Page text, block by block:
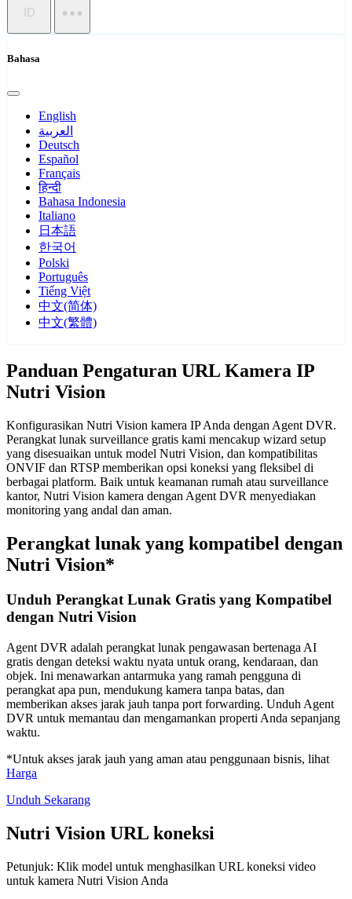
ID
Bahasa
English
العربية
Deutsch
Español
Français
हिन्दी
Bahasa Indonesia
Italiano
日本語
한국어
Polski
Português
Tiếng Việt
中文(简体)
中文(繁體)
Panduan Pengaturan URL Kamera IP
Nutri Vision
Konfigurasikan Nutri Vision kamera IP Anda dengan Agent DVR.
Perangkat lunak surveillance gratis kami mencakup wizard setup
yang disesuaikan untuk model Nutri Vision, dan kompatibilitas
ONVIF dan RTSP memberikan opsi koneksi yang fleksibel di
berbagai platform. Baik untuk keamanan rumah atau surveillance
kantor, Nutri Vision kamera dengan Agent DVR menyediakan
monitoring yang andal dan aman.
Perangkat lunak yang kompatibel dengan
Nutri Vision*
Unduh Perangkat Lunak Gratis yang Kompatibel
dengan Nutri Vision
Agent DVR adalah perangkat lunak pengawasan bertenaga AI
gratis dengan deteksi waktu nyata untuk orang, kendaraan, dan
objek. Ini menawarkan antarmuka yang ramah pengguna di
perangkat apa pun, mendukung kamera tanpa batas, dan
memberikan akses jarak jauh tanpa port forwarding. Unduh Agent
DVR untuk memantau dan mengamankan properti Anda sepanjang
waktu.
*Untuk akses jarak jauh yang aman atau penggunaan bisnis, lihat
Harga
Unduh Sekarang
Nutri Vision URL koneksi
Petunjuk: Klik model untuk menghasilkan URL koneksi video
untuk kamera Nutri Vision Anda